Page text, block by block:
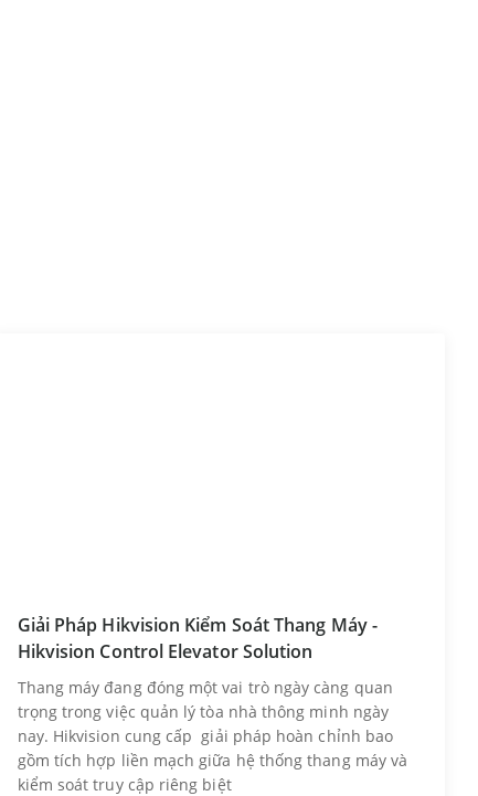
Giải Pháp Hikvision Kiểm Soát Thang Máy -
Hikvision Control Elevator Solution
Thang máy đang đóng một vai trò ngày càng quan
trọng trong việc quản lý tòa nhà thông minh ngày
nay. Hikvision cung cấp giải pháp hoàn chỉnh bao
gồm tích hợp liền mạch giữa hệ thống thang máy và
kiểm soát truy cập riêng biệt